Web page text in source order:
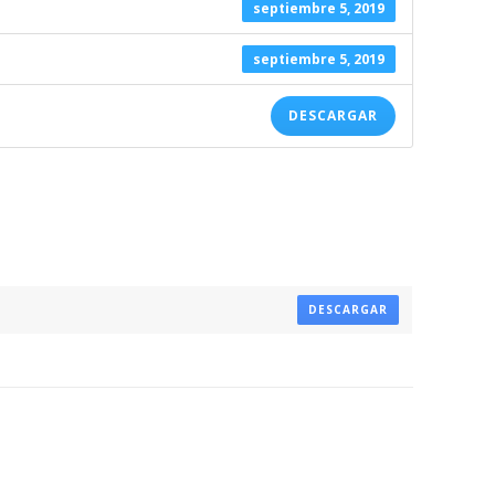
septiembre 5, 2019
septiembre 5, 2019
DESCARGAR
DESCARGAR